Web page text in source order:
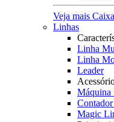
Veja mais
Linhas
Linha
Linha
Leader
Máquina
Magic